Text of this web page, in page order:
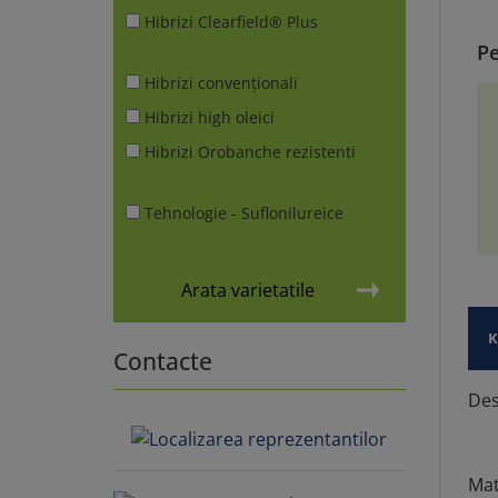
Hibrizi Clearfield® Plus
Hibrizi convenționali
Hibrizi high oleici
Hibrizi Orobanche rezistenti
Tehnologie - Suflonilureice
Arata varietatile
Contacte